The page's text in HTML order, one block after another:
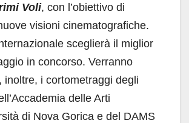
Voli, con l’obiettivo di
visioni cinematografiche.
sceglierà il miglior
in concorso. Verranno
inoltre, i cortometraggi degli
delle Arti
di Nova Gorica e del DAMS